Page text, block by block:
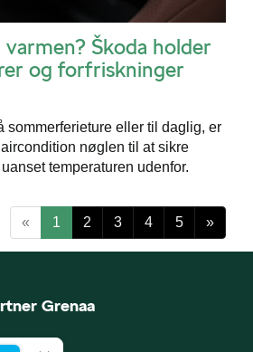
Škoda holder
og forfriskninger
sommerferieture eller til daglig, er
nøglen til at sikre
temperaturen udenfor.
« 1 2 3 4 5 »
Grenaa